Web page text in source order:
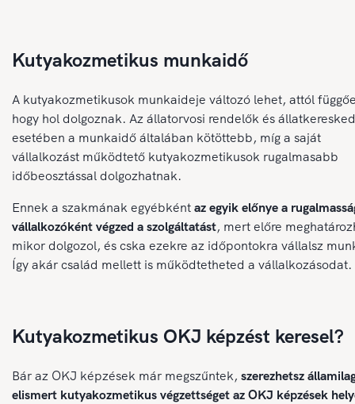
Kutyakozmetikus munkaidő
A kutyakozmetikusok munkaideje változó lehet, attól
hogy hol dolgoznak. Az állatorvosi rendelők és
esetében a munkaidő általában kötöttebb, míg a saját
vállalkozást működtető kutyakozmetikusok rugalmasabb
időbeosztással dolgozhatnak.
Ennek a szakmának egyébkéntaz egyik előnye a
vállalkozóként végzed a szolgáltatást, mert előre
mikor dolgozol, és cska ezekre az időpontokra vállalsz
Így akár család mellett is működtetheted a vállalkozásodat.
Kutyakozmetikus OKJ képzést keresel?
Bár az OKJ képzések már megszűntek, szerezhetsz
elismert kutyakozmetikus végzettséget az OKJ képzések